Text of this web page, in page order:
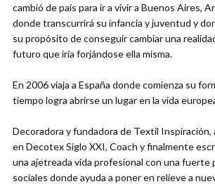
cambió de país para ir a vivir a Buenos Aires,
donde transcurrirá su infancia y juventud y
su propósito de conseguir cambiar una
futuro que iría forjándose ella misma.
En 2006 viaja a España donde comienza su
tiempo logra abrirse un lugar en la vida
Decoradora y fundadora de Textil Inspiración,
en Decotex Siglo XXI, Coach y finalmente
una ajetreada vida profesional con una fuerte
sociales donde ayuda a poner en relieve a